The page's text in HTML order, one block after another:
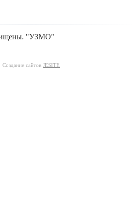
"УЗМО"
Создание сайтов JESITE